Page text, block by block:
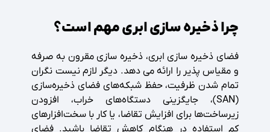
چرا ذخیره سازی ابری مهم است؟
فضای ذخیره سازی ابری، ذخیره سازی مقرون به صرفه
و مقیاس پذیر را ارائه می دهد. دیگر لازم نیست نگران
تمام شدن ظرفیت، حفظ شبکه‌های فضای ذخیره‌سازی
(SAN)، جایگزینی دستگاه‌های خراب، افزودن
زیرساخت‌ها برای افزایش تقاضا، یا کار با سخت‌افزارهای
کم استفاده در هنگام کاهش تقاضا باشید. فضای